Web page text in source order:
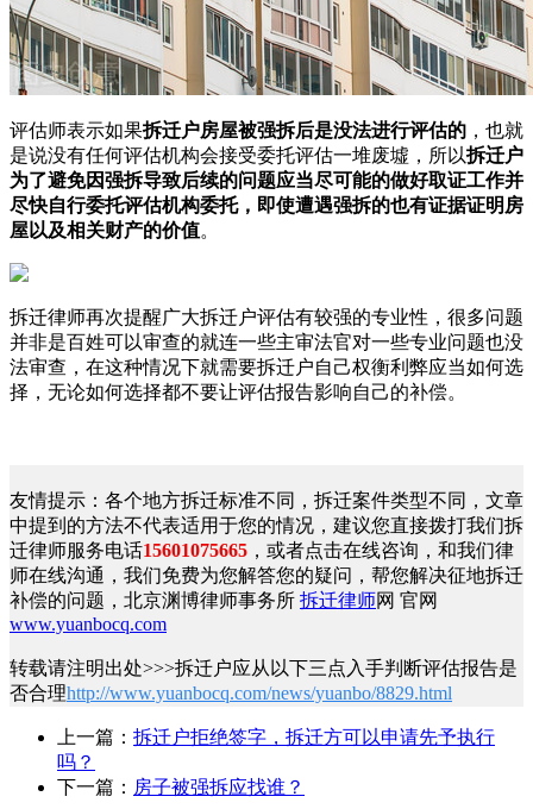
评估师表示如果拆迁户房屋被强拆后是没法进行评估的 ，也就
是说没有任何评估机构会接受委托评估一堆废墟，所以拆迁户
为了避免因强拆导致后续的问题应当尽可能的做好取证工作并
尽快自行委托评估机构委托，即使遭遇强拆的也有证据证明房
屋以及相关财产的价值。
拆迁律师再次提醒广大拆迁户评估有较强的专业性，很多问题
并非是百姓可以审查的就连一些主审法官对一些专业问题也没
法审查，在这种情况下就需要拆迁户自己权衡利弊应当如何选
择，无论如何选择都不要让评估报告影响自己的补偿。
友情提示：各个地方拆迁标准不同，拆迁案件类型不同，文章
中提到的方法不代表适用于您的情况，建议您直接拨打我们拆
迁律师服务电话15601075665 ，或者点击在线咨询，和我们律
师在线沟通，我们免费为您解答您的疑问，帮您解决征地拆迁
补偿的问题，北京渊博律师事务所 拆迁律师网 官网
www.yuanbocq.com
转载请注明出处>>>拆迁户应从以下三点入手判断评估报告是
否合理http://www.yuanbocq.com/news/yuanbo/8829.html
上一篇： 拆迁户拒绝签字，拆迁方可以申请先予执行
吗？
下一篇： 房子被强拆应找谁？